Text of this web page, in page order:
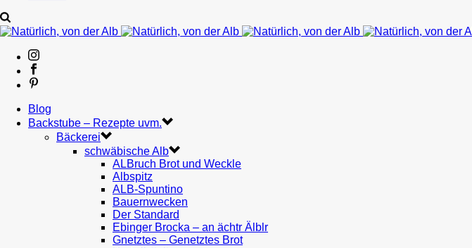
Blog
Backstube – Rezepte uvm.
Bäckerei
schwäbische Alb
ALBruch Brot und Weckle
Albspitz
ALB-Spuntino
Bauernwecken
Der Standard
Ebinger Brocka – an ächtr Älblr
Gnetztes – Genetztes Brot